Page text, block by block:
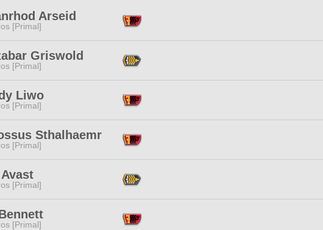
Arseid
[Primal]
Griswold
[Primal]
Liwo
[Primal]
Sthalhaemr
[Primal]
[Primal]
[Primal]